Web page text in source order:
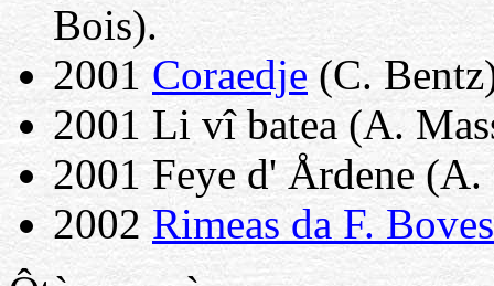
Bois).
2001 Coraedje (C.
2001 Li vî batea (A.
2001 Feye d' Årdene
2002 Rimeas da F.